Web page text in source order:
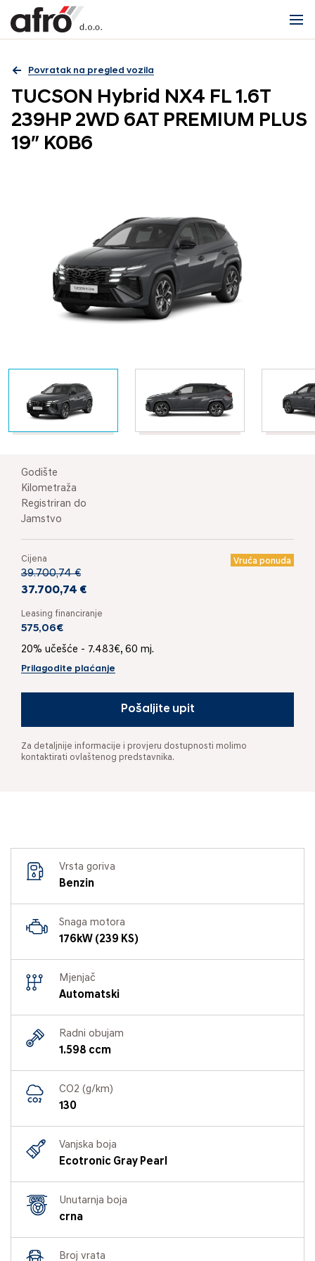
Povratak na pregled vozila
TUCSON Hybrid NX4 FL 1.6T
239HP 2WD 6AT PREMIUM PLUS
19″ K0B6
Godište
Kilometraža
Registriran do
Jamstvo
Cijena Vruća ponuda
39.700,74 €
37.700,74 €
Leasing financiranje
575,06€
20% učešće - 7.483€, 60 mj.
Prilagodite plaćanje
Pošaljite upit
Za detaljnije informacije i provjeru dostupnosti molimo
kontaktirati ovlaštenog predstavnika.
Vrsta goriva
Benzin
Snaga motora
176kW (239 KS)
Mjenjač
Automatski
Radni obujam
1.598 ccm
CO2 (g/km)
130
Vanjska boja
Ecotronic Gray Pearl
Unutarnja boja
crna
Broj vrata